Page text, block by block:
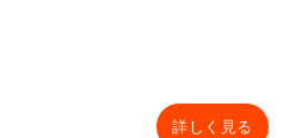
詳しく見る